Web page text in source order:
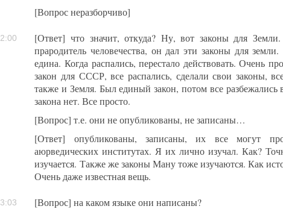
[Вопрос неразборчиво]
[Ответ] что значит, откуда? Ну, вот законы для
прародитель человечества, он дал эти законы для
едина. Когда распались, перестало действовать. Очень
закон для СССР, все распались, сделали свои законы,
также и Земля. Был единый закон, потом все разбежались
закона нет. Все просто.
[Вопрос] т.е. они не опубликованы, не записаны…
[Ответ] опубликованы, записаны, их все могут
аюрведических институтах. Я их лично изучал. Как?
изучается. Также же законы Ману тоже изучаются. Как
Очень даже известная вещь.
[Вопрос] на каком языке они написаны?